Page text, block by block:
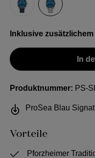
Kautschukband
Stahlband
Inklusive
In
Produktnummer: PS-
ProSea Blau
Vorteile
Pforzheimer